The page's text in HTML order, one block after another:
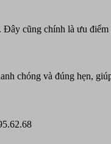
cũng chính là ưu
chóng và đúng hẹn,